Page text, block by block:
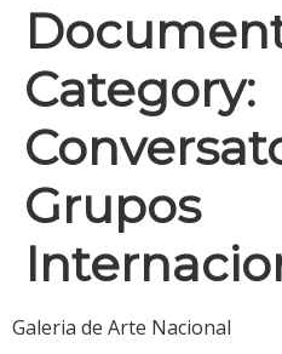
Category:
Grupos
Galeria de Arte Nacional